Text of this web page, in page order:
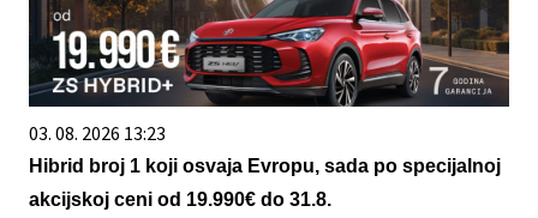
03. 08. 2026 13:23
Hibrid broj 1 koji osvaja Evropu, sada po specijalnoj
akcijskoj ceni od 19.990€ do 31.8.